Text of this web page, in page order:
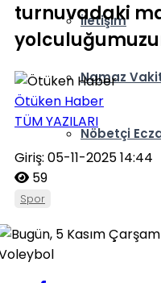
İletişim
Namaz
Nöbetçi
turnuvadaki
Ötüken Haber
TÜM YAZILARI
Giriş: 05-11-2025 14:44
59
Spor